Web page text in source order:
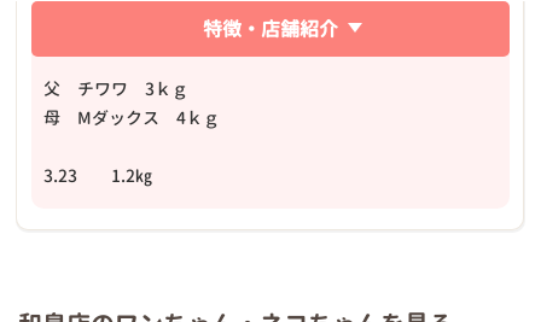
特徴・店舗紹介
父 チワワ 3ｋｇ
母 Mダックス 4ｋｇ
3.23 1.2㎏